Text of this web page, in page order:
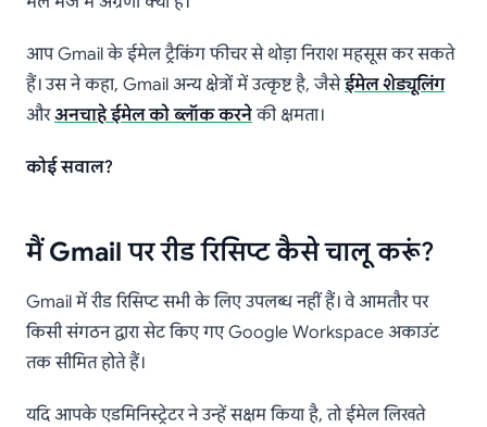
आप Gmail के ईमेल ट्रैकिंग फीचर से थोड़ा निराश महसूस कर सकते
हैं। उस ने कहा, Gmail अन्य क्षेत्रों में उत्कृष्ट है, जैसेईमेल शेड्यूलिंग
औरअनचाहे ईमेल को ब्लॉक करनेकी क्षमता।
कोई सवाल?
मैं Gmail पर रीड रिसिप्ट कैसे चालू करूं?
Gmail में रीड रिसिप्ट सभी के लिए उपलब्ध नहीं हैं। वे आमतौर पर
किसी संगठन द्वारा सेट किए गए Google Workspace अकाउंट
तक सीमित होते हैं।
यदि आपके एडमिनिस्ट्रेटर ने उन्हें सक्षम किया है, तो ईमेल लिखते